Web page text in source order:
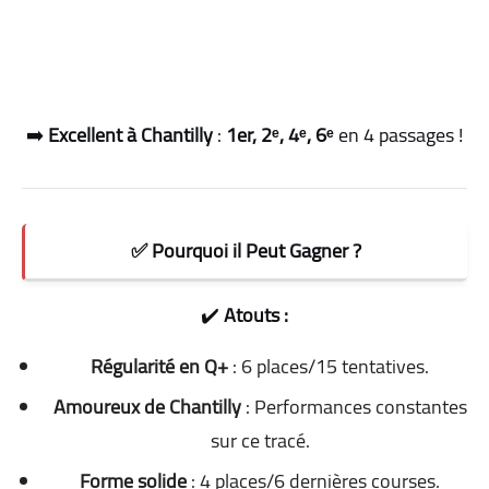
➡️Excellent à Chantilly: 1er, 2ᵉ, 4ᵉ, 6ᵉen 4 passages !
✅ Pourquoi il Peut Gagner ?
✔️Atouts :
Régularité en Q+: 6 places/15 tentatives.
Amoureux de Chantilly: Performances constantes
sur ce tracé.
Forme solide: 4 places/6 dernières courses.